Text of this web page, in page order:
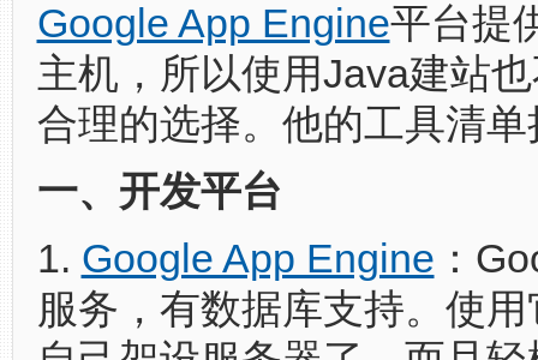
Google App Engine平台提
主机，所以使用Java建站
合理的选择。他的工具清
一、开发平台
1. Google App Engine ：
服务，有数据库支持。使